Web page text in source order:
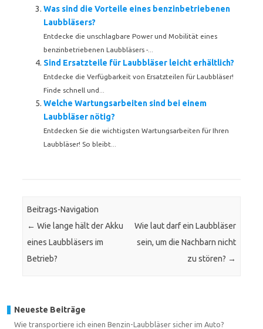
Was sind die Vorteile eines benzinbetriebenen
Laubbläsers?
Entdecke die unschlagbare Power und Mobilität eines
benzinbetriebenen Laubbläsers -...
Sind Ersatzteile für Laubbläser leicht erhältlich?
Entdecke die Verfügbarkeit von Ersatzteilen für Laubbläser!
Finde schnell und...
Welche Wartungsarbeiten sind bei einem
Laubbläser nötig?
Entdecken Sie die wichtigsten Wartungsarbeiten für Ihren
Laubbläser! So bleibt...
Beitrags-Navigation
← Wie lange hält der Akku
eines Laubbläsers im
Betrieb?
Wie laut darf ein Laubbläser
sein, um die Nachbarn nicht
zu stören? →
Neueste Beiträge
Wie transportiere ich einen Benzin-Laubbläser sicher im Auto?